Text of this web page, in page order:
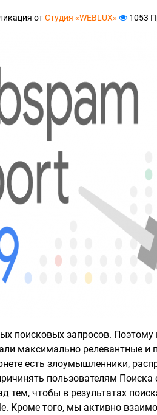
отСтудия «WEBLUX» 1053
поисковых запросов.
максимально релевантные и
есть злоумышленники,
пользователям Поиска
тем, чтобы в результатах
Кроме того, мы активно